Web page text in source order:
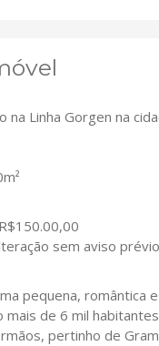
na Linha Gorgen na
sem aviso
pequena, romântica
mais de 6 mil
pertinho de